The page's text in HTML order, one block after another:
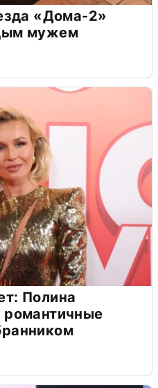
«Дома-2»
мужем
Полина
романтичные